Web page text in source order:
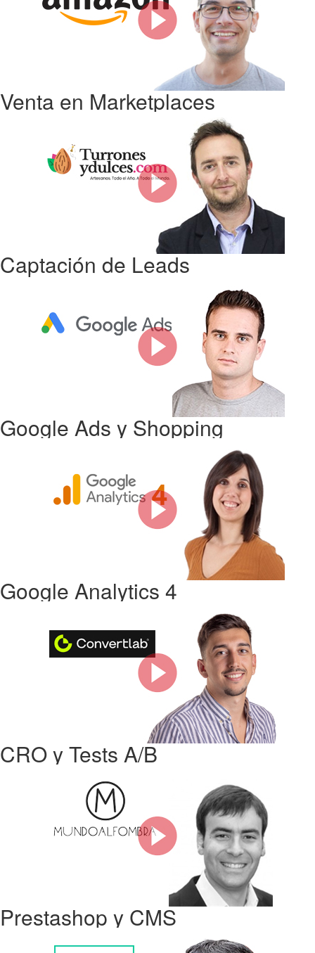
Venta en Marketplaces
Captación de Leads
Google Ads y Shopping
Google Analytics 4
CRO y Tests A/B
Prestashop y CMS